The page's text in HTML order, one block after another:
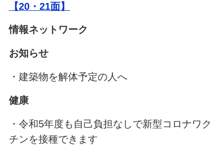
【20・21面】
情報ネットワーク
お知らせ
・建築物を解体予定の人へ
健康
・令和5年度も自己負担なしで新型コロナワク
チンを接種できます